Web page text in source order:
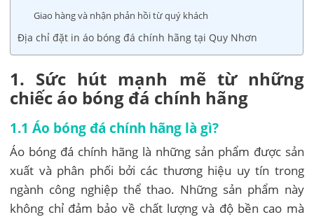
Giao hàng và nhận phản hồi từ quý khách
Địa chỉ đặt in áo bóng đá chính hãng tại Quy Nhơn
1. Sức hút mạnh mẽ từ những
chiếc áo bóng đá chính hãng
1.1 Áo bóng đá chính hãng là gì?
Áo bóng đá chính hãng là những sản phẩm được sản
xuất và phân phối bởi các thương hiệu uy tín trong
ngành công nghiệp thể thao. Những sản phẩm này
không chỉ đảm bảo về chất lượng và độ bền cao mà